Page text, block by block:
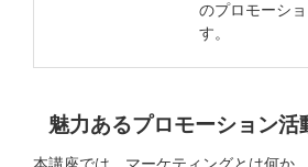
のプロモーシ
す。
魅力あるプロモーション活